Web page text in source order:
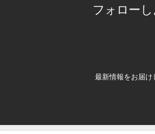
フォローし
最新情報をお届け